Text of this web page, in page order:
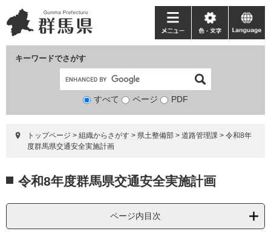
ー
ジ
ニ
ュ
て
キーワードでさがす
検
象
すべて ページ PDF
メ
ニ
ー
色・
文
language
トップページ > 組織からさがす > 県土整備部 > 道路管理課 > 令和8年
度群馬県交通安全実施計画
文 令和8年度群馬県交通安全実施計画
ページ内目次